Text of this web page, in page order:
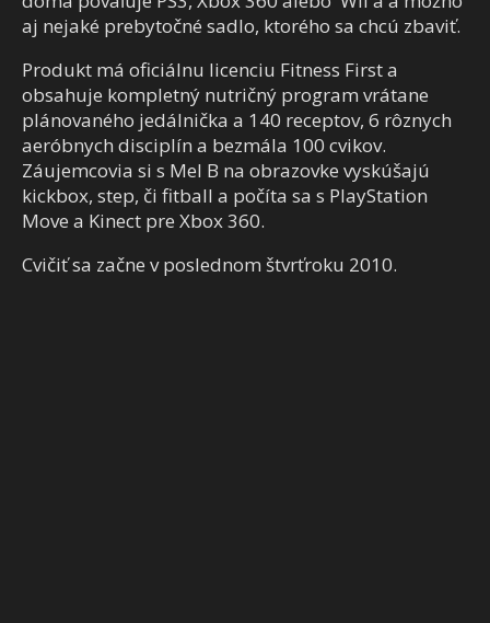
aj nejaké prebytočné sadlo, ktorého sa chcú zbaviť.
Produkt má oficiálnu licenciu Fitness First a
obsahuje kompletný nutričný program vrátane
plánovaného jedálnička a 140 receptov, 6 rôznych
aeróbnych disciplín a bezmála 100 cvikov.
Záujemcovia si s Mel B na obrazovke vyskúšajú
kickbox, step, či fitball a počíta sa s PlayStation
Move a Kinect pre Xbox 360.
Cvičiť sa začne v poslednom štvrťroku 2010.